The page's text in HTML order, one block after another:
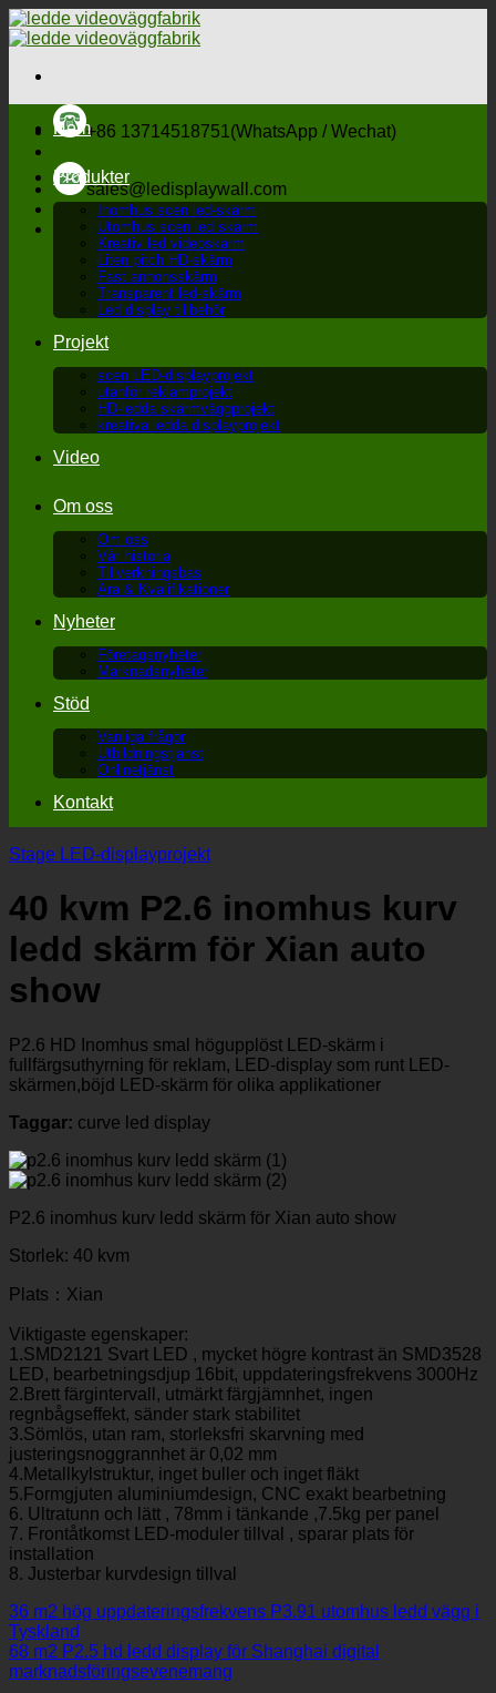
Hoppa
till
+86 13714518751(WhatsApp / Wechat)
sales@ledisplaywall.com
Hem
Produkter
Inomhus scen led-skärm
Utomhus scen led skärm
Kreativ led videoskärm
Liten pitch HD-skärm
Fast annonsskärm
Transparent led-skärm
Led display tillbehör
Projekt
scen LED-displayprojekt
utanför reklamprojekt
HD-ledda skärmväggprojekt
kreativa ledda displayprojekt
Video
Om oss
Om oss
Vår historia
Tillverkningsbas
Ära & Kvalifikationer
Nyheter
Företagsnyheter
Marknadsnyheter
Stöd
Vanliga frågor
Utbildningstjänst
Onlinetjänst
Kontakt
Stage LED-displayprojekt
40 kvm P2.6 inomhus kurv
ledd skärm för Xian auto
show
P2.6 HD Inomhus smal högupplöst LED-skärm i
fullfärgsuthyrning för reklam, LED-display som runt LED-
skärmen,böjd LED-skärm för olika applikationer
Taggar: curve led display
P2.6 inomhus kurv ledd skärm för Xian auto show
Storlek: 40 kvm
Plats： Xian
Viktigaste egenskaper:
1.SMD2121 Svart LED , mycket högre kontrast än SMD3528
LED, bearbetningsdjup 16bit, uppdateringsfrekvens 3000Hz
2.Brett färgintervall, utmärkt färgjämnhet, ingen
regnbågseffekt, sänder stark stabilitet
3.Sömlös, utan ram, storleksfri skarvning med
justeringsnoggrannhet är 0,02 mm
4.Metallkylstruktur, inget buller och inget fläkt
5.Formgjuten aluminiumdesign, CNC exakt bearbetning
6. Ultratunn och lätt , 78mm i tänkande ,7.5 kg per panel
7. Frontåtkomst LED-moduler tillval , sparar plats för
installation
8. Justerbar kurvdesign tillval
36 m2 hög uppdateringsfrekvens P3.91 utomhus ledd vägg i
Tyskland
68 m2 P2.5 hd ledd display för Shanghai digital
marknadsföringsevenemang